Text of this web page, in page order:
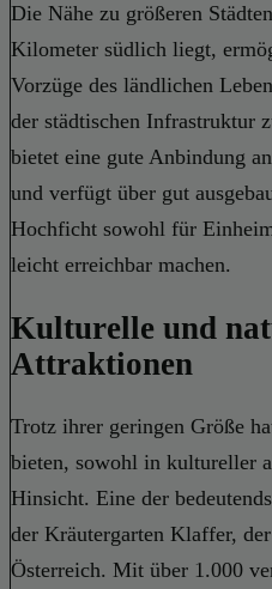
Die Nähe zu größeren
Kilometer südlich liegt,
Vorzüge des ländlichen
der städtischen Infrastruktur
bietet eine gute Anbindung
und verfügt über gut
Hochficht sowohl für
leicht erreichbar machen.
Kulturelle und
Attraktionen
Trotz ihrer geringen Größe
bieten, sowohl in kultureller
Hinsicht. Eine der
der Kräutergarten Klaffer,
Österreich. Mit über 1.000